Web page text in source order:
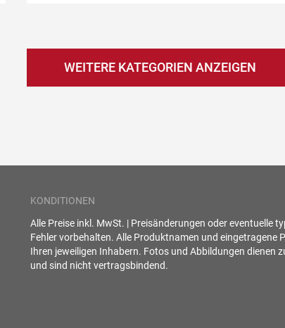
WEITERE KATEGORIEN ANZEIGEN
KONDITIONEN
Alle Preise inkl. MwSt. | Preisänderungen oder eventuelle
Fehler vorbehalten. Alle Produktnamen und eingetragene
Ihren jeweiligen Inhabern. Fotos und Abbildungen dienen
und sind nicht vertragsbindend.